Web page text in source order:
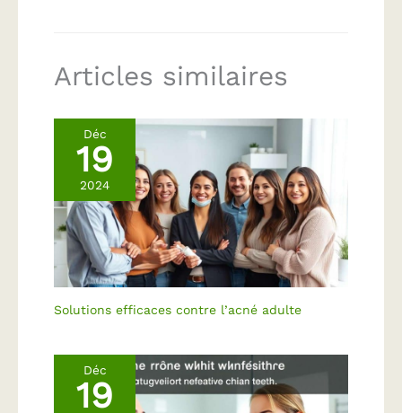
Articles similaires
Déc
19
2024
Solutions efficaces contre l’acné adulte
Déc
19